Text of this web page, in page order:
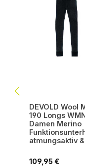
DEVOLD Wool
190 Longs
Damen Merino
atmungsaktiv &
Regulärer Preis:
109,95 €